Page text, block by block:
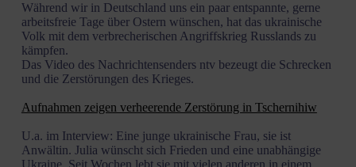
Während wir in Deutschland uns ein paar entspannte, gerne
arbeitsfreie Tage über Ostern wünschen, hat das ukrainische
Volk mit dem verbrecherischen Angriffskrieg Russlands zu
kämpfen.
Das Video des Nachrichtensenders ntv bezeugt die Schrecken
und die Zerstörungen des Krieges.
Aufnahmen zeigen verheerende Zerstörung in Tschernihiw
U.a. im Interview: Eine junge ukrainische Frau, sie ist
Anwältin. Julia wünscht sich Frieden und eine unabhängige